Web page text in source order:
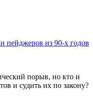
пейджеров из 90-х годов
порыв, но кто и
и судить их по закону?